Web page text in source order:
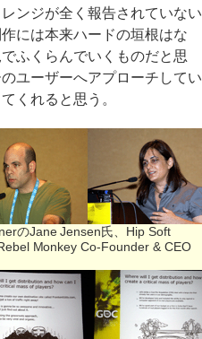
ンジが全く報告されていない
には本来ハードの垣根はな
ふくらんでいくものだと思
ユーザーへアプローチしてい
くれると思う。
のJane Jensen氏、Hip Soft
Monkey Co-Founder & CEO